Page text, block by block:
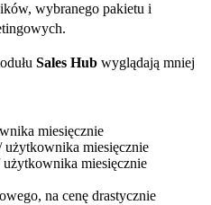
wybranego pakietu i
Sales Hub wyglądają mniej
miesięcznie
miesięcznie
miesięcznie
na cenę drastycznie